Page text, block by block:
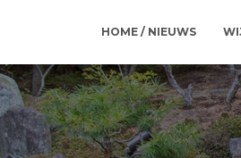
HOME / NIEUWS